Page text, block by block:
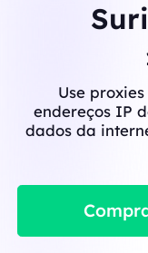
Use
endereços IP
dados da